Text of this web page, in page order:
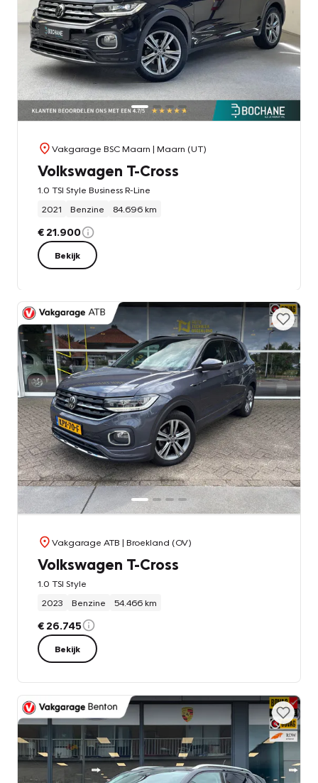
Vakgarage BSC Maarn | Maarn (UT)
Volkswagen T-Cross
1.0 TSI Style Business R-Line
2021
Benzine 84.696 km
€ 21.900
Bekijk
Vakgarage ATB | Broekland (OV)
Volkswagen T-Cross
1.0 TSI Style
2023
Benzine 54.466 km
€ 26.745
Bekijk